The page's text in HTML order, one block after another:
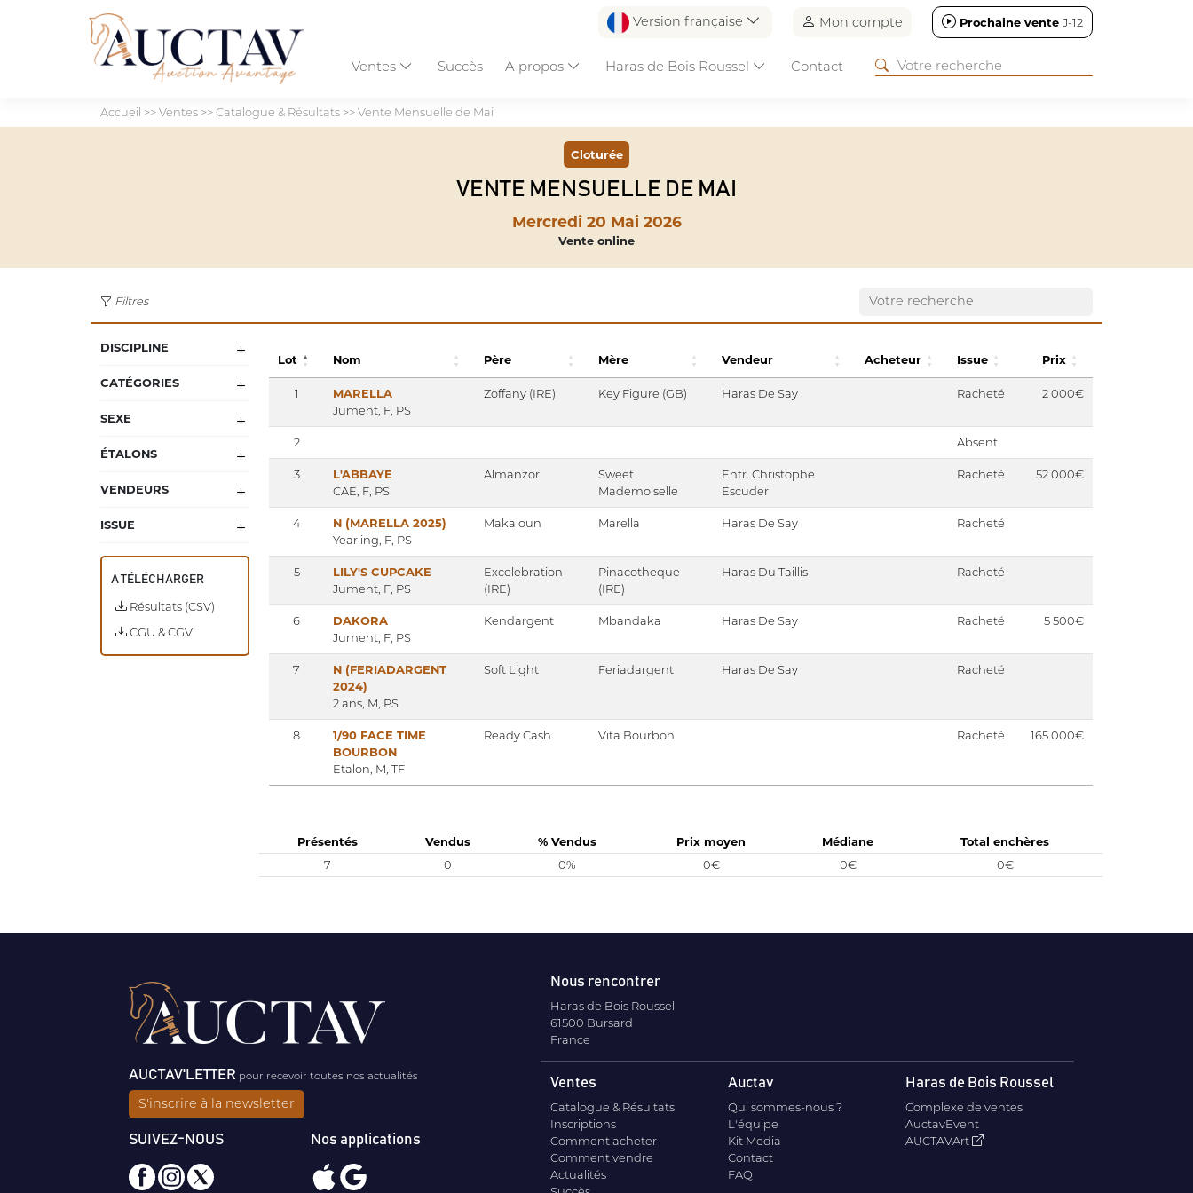
Version française Mon compte Prochaine vente J-12
Ventes Succès A propos Haras de Bois Roussel Contact
Accueil >>Ventes>>Catalogue & Résultats>>Vente Mensuelle de Mai
Cloturée
VENTE MENSUELLE DE MAI
Mercredi 20 Mai 2026
Vente online
Filtres
Lot Nom Père Mère Vendeur Acheteur Issue Prix
1
MARELLA
Jument, F, PS
Zoffany (IRE) Key Figure (GB) Haras De Say Racheté 2 000€
2 Absent
3
L'ABBAYE
CAE, F, PS
Almanzor
Sweet
Mademoiselle
Entr. Christophe
Escuder
Racheté 52 000€
4
N (MARELLA 2025)
Yearling, F, PS
Makaloun Marella Haras De Say Racheté
5
LILY'S CUPCAKE
Jument, F, PS
Excelebration
(IRE)
Pinacotheque
(IRE)
Haras Du Taillis Racheté
6
DAKORA
Jument, F, PS
Kendargent Mbandaka Haras De Say Racheté 5 500€
7
N (FERIADARGENT
2024)
2 ans, M, PS
Soft Light Feriadargent Haras De Say Racheté
8
1/90 FACE TIME
BOURBON
Etalon, M, TF
Ready Cash Vita Bourbon Racheté 165 000€
Présentés Vendus % Vendus Prix moyen Médiane
Total enchères
7
0 0% 0€ 0€ 0€
DISCIPLINE
CATÉGORIES
SEXE
ÉTALONS
VENDEURS
ISSUE
A TÉLÉCHARGER
Résultats (CSV)
CGU & CGV
AUCTAV'LETTER pour recevoir toutes nos actualités
S'inscrire à la newsletter
SUIVEZ-NOUS Nos applications
Nous rencontrer
Haras de Bois Roussel
61500 Bursard
France
Ventes
Catalogue & Résultats
Inscriptions
Comment acheter
Comment vendre
Actualités
Auctav
Qui sommes-nous ?
L'équipe
Kit Media
Contact
FAQ
Haras de Bois Roussel
Complexe de ventes
AuctavEvent
AUCTAVArt